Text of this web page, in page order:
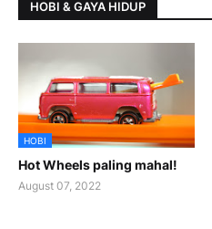
HOBI & GAYA HIDUP
HOBI
Hot Wheels paling mahal!
August 07, 2022